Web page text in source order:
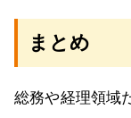
まとめ
総務や経理領域